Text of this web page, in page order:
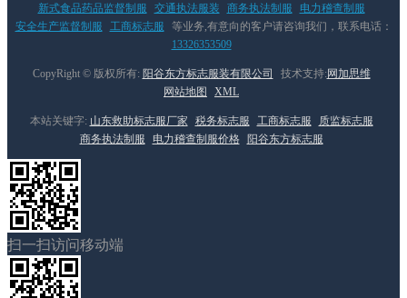
新式食品药品监督制服
交通执法服装 商务执法制服
电力稽查制服
安全生产监督制服
工商标志服
等业务,有意向的客户请咨询我们，联系电话：
13326353509
CopyRight © 版权所有: 阳谷东方标志服装有限公司 技术支持:网加思维
网站地图
XML
本站关键字: 山东救助标志服厂家 税务标志服 工商标志服
质监标志服
商务执法制服
电力稽查制服价格 阳谷东方标志服
扫一扫访问移动端